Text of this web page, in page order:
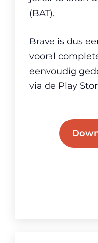
(BAT).
Brave is dus
vooral
eenvoudig
via de Play